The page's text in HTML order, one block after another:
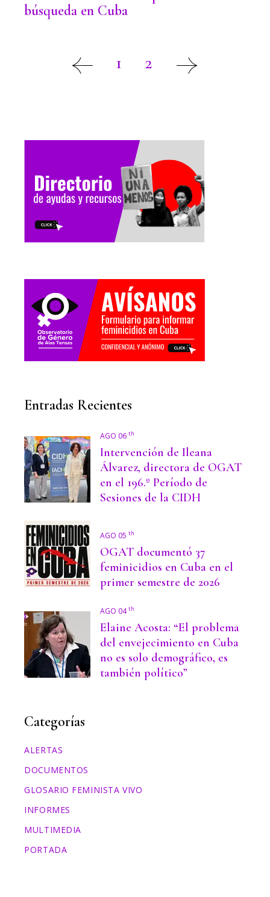
búsqueda en Cuba
1 2
Entradas Recientes
AGO 06 th
Intervención de Ileana
Álvarez, directora de OGAT
en el 196.º Período de
Sesiones de la CIDH
AGO 05 th
OGAT documentó 37
feminicidios en Cuba en el
primer semestre de 2026
AGO 04 th
Elaine Acosta: “El problema
del envejecimiento en Cuba
no es solo demográfico, es
también político”
Categorías
ALERTAS
DOCUMENTOS
GLOSARIO FEMINISTA VIVO
INFORMES
MULTIMEDIA
PORTADA